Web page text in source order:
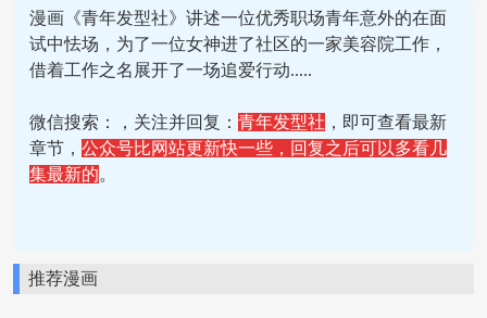
漫画《青年发型社》讲述一位优秀职场青年意外的在面
试中怯场，为了一位女神进了社区的一家美容院工作，
借着工作之名展开了一场追爱行动.....
微信搜索： ，关注并回复： 青年发型社 ，即可查看最新
章节， 公众号比网站更新快一些，回复之后可以多看几
集最新的。
推荐漫画